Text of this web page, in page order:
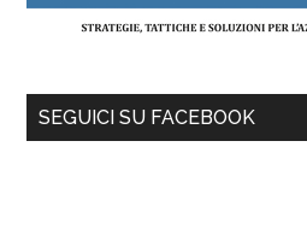
SEGUICI SU FACEBOOK